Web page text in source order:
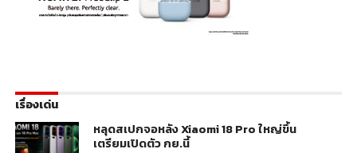
เรื่องเด่น
หลุดสเปกจอหลัง Xiaomi 18 Pro ใหญ่ขึ้น
เตรียมเปิดตัว กย.นี้